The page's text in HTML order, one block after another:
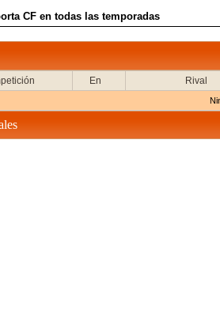
CF en todas las temporadas
En Rival